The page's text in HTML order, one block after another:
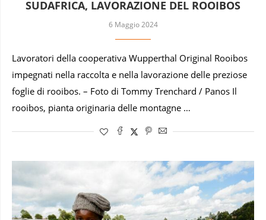
SUDAFRICA, LAVORAZIONE DEL ROOIBOS
6 Maggio 2024
Lavoratori della cooperativa Wupperthal Original Rooibos
impegnati nella raccolta e nella lavorazione delle preziose
foglie di rooibos. – Foto di Tommy Trenchard / Panos Il
rooibos, pianta originaria delle montagne …